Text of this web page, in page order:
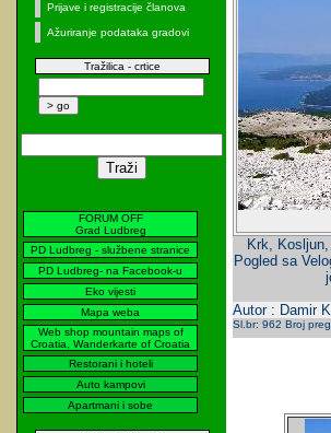
Prijave i registracije članova
Ažuriranje podataka gradovi
Tražilica - crtice
FORUM OFF
Grad Ludbreg
PD Ludbreg - službene stranice
PD Ludbreg- na Facebook-u
Eko vijesti
Mapa weba
Web shop mountain maps of
Croatia, Wanderkarte of Croatia
Restorani i hoteli
Auto kampovi
Apartmani i sobe
Krk,
Pogled sa
Autor : Damir
Sl.br: 962 Broj